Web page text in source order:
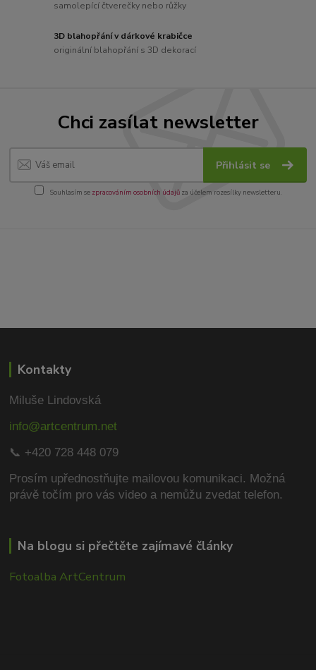
samolepící čtverečky nebo růžky
3D blahopřání v dárkové krabičce
originální blahopřání s 3D dekorací
Chci zasílat newsletter
Přihlásit se
Souhlasím se zpracováním osobních údajůza účelem rozesílky newsletteru.
Kontakty
Miluše Lindovská
info@artcentrum.net
📞 +420 728 448 079
Prosím upřednostňujte mailovou komunikaci. Možná
právě točím pro vás video a nemůžu zvedat telefon.
Na blogu si přečtěte zajímavé články
Fotoalba ArtCentrum